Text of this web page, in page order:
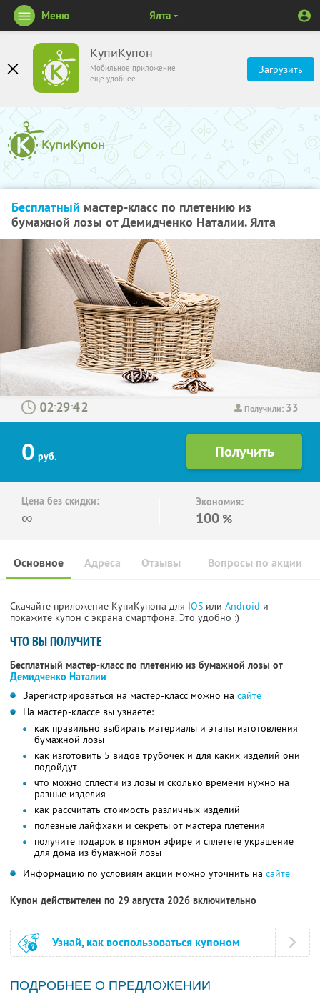
КупиКупон
Мобильное приложение
ещё удобнее
Загрузить
Меню Ялта
Бесплатный мастер-класс по плетению из
бумажной лозы от Демидченко Наталии. Ялта
Получили: 33
: :
0 руб.
Цена без скидки:
∞
Экономия:
100 %
Основное Отзывы Вопросы по акции
Адреса
Скачайте приложение КупиКупона для IOS или Android и
покажите купон с экрана смартфона. Это удобно :)
ЧТО ВЫ ПОЛУЧИТЕ
Бесплатный мастер-класс по плетению из бумажной лозы от
Демидченко Наталии
Зарегистрироваться на мастер-класс можно на сайте
На мастер-классе вы узнаете:
как правильно выбирать материалы и этапы изготовления
бумажной лозы
как изготовить 5 видов трубочек и для каких изделий они
подойдут
что можно сплести из лозы и сколько времени нужно на
разные изделия
как рассчитать стоимость различных изделий
полезные лайфхаки и секреты от мастера плетения
получите подарок в прямом эфире и сплетёте украшение
для дома из бумажной лозы
Информацию по условиям акции можно уточнить на сайте
Купон действителен по 29 августа 2026 включительно
Узнай, как воспользоваться купоном
ПОДРОБНЕЕ О ПРЕДЛОЖЕНИИ